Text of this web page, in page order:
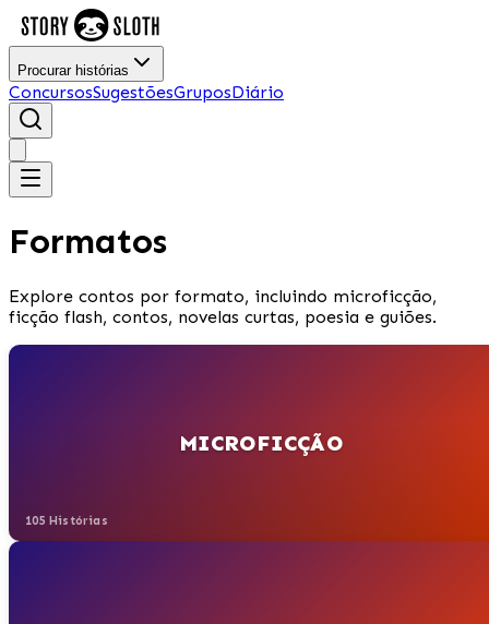
Procurar histórias
ConcursosSugestõesGruposDiário
Formatos
Explore contos por formato, incluindo microficção,
ficção flash, contos, novelas curtas, poesia e guiões.
MICROFICÇÃO
105 Histórias